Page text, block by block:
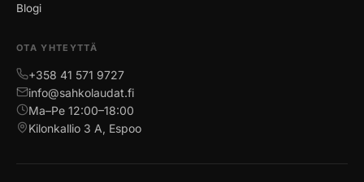
Blogi
OTA YHTEYTTÄ
+358 41 571 9727
info@sahkolaudat.fi
Ma–Pe 12:00–18:00
Kilonkallio 3 A, Espoo